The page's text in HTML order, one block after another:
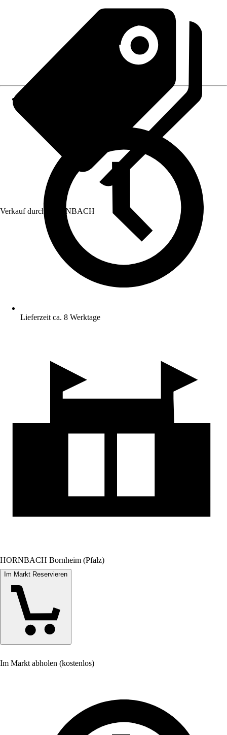
Verkauf durch: HORNBACH
Lieferzeit ca. 8 Werktage
HORNBACH Bornheim (Pfalz)
Im Markt Reservieren
Im Markt abholen (kostenlos)